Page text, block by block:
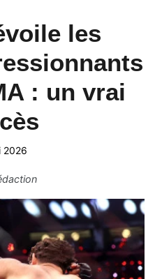
les
: un vrai
2026